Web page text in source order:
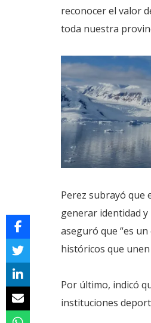
reconocer el valor
toda nuestra
Perez subrayó que
generar identidad
aseguró que “es
históricos que
Por último, indicó
instituciones